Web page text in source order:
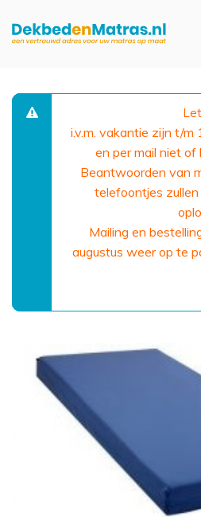
i.v.m. vakantie zijn t/m
en per mail niet of
Beantwoorden van
telefoontjes
Mailing en
augustus weer op te